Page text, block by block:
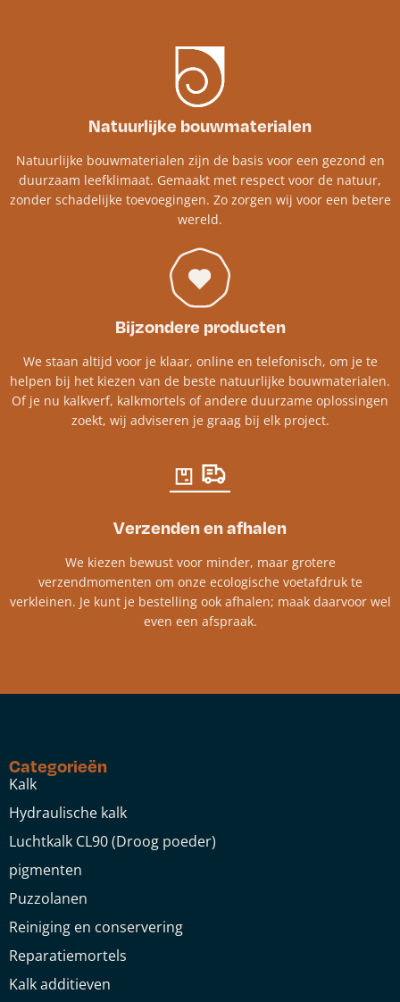
Natuurlijke bouwmaterialen
Natuurlijke bouwmaterialen zijn de basis voor een gezond en
duurzaam leefklimaat. Gemaakt met respect voor de natuur,
zonder schadelijke toevoegingen. Zo zorgen wij voor een betere
wereld.
Bijzondere producten
We staan altijd voor je klaar, online en telefonisch, om je te
helpen bij het kiezen van de beste natuurlijke bouwmaterialen.
Of je nu kalkverf, kalkmortels of andere duurzame oplossingen
zoekt, wij adviseren je graag bij elk project.​
Verzenden en afhalen
We kiezen bewust voor minder, maar grotere
verzendmomenten om onze ecologische voetafdruk te
verkleinen. Je kunt je bestelling ook afhalen; maak daarvoor wel
even een afspraak.
Categorieën
Kalk
Hydraulische kalk
Luchtkalk CL90 (Droog poeder)
pigmenten
Puzzolanen
Reiniging en conservering
Reparatiemortels
Kalk additieven